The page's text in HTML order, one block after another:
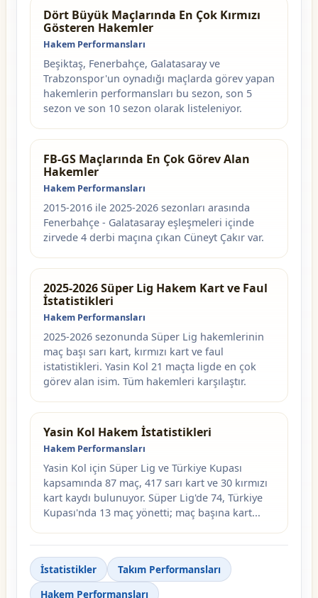
Dört Büyük Maçlarında En Çok Kırmızı
Gösteren Hakemler
Hakem Performansları
Beşiktaş, Fenerbahçe, Galatasaray ve
Trabzonspor'un oynadığı maçlarda görev yapan
hakemlerin performansları bu sezon, son 5
sezon ve son 10 sezon olarak listeleniyor.
FB-GS Maçlarında En Çok Görev Alan
Hakemler
Hakem Performansları
2015-2016 ile 2025-2026 sezonları arasında
Fenerbahçe - Galatasaray eşleşmeleri içinde
zirvede 4 derbi maçına çıkan Cüneyt Çakır var.
2025-2026 Süper Lig Hakem Kart ve Faul
İstatistikleri
Hakem Performansları
2025-2026 sezonunda Süper Lig hakemlerinin
maç başı sarı kart, kırmızı kart ve faul
istatistikleri. Yasin Kol 21 maçta ligde en çok
görev alan isim. Tüm hakemleri karşılaştır.
Yasin Kol Hakem İstatistikleri
Hakem Performansları
Yasin Kol için Süper Lig ve Türkiye Kupası
kapsamında 87 maç, 417 sarı kart ve 30 kırmızı
kart kaydı bulunuyor. Süper Lig'de 74, Türkiye
Kupası'nda 13 maç yönetti; maç başına kart...
İstatistikler
Takım Performansları
Hakem Performansları